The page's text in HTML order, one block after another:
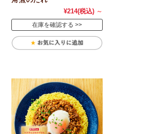
¥214(税込) ～
在庫を確認する